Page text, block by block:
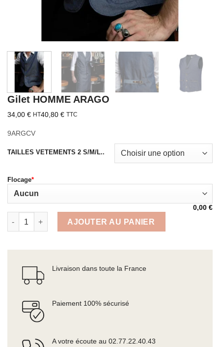
Gilet HOMME ARAGO
34,00 € HT40,80 € TTC
9ARGCV
TAILLES VETEMENTS 2 S/M/L..
*
Flocage
0,00€
AJOUTER AU PANIER
Livraison dans toute la France
Paiement 100% sécurisé
A votre écoute au 02.77.22.40.43